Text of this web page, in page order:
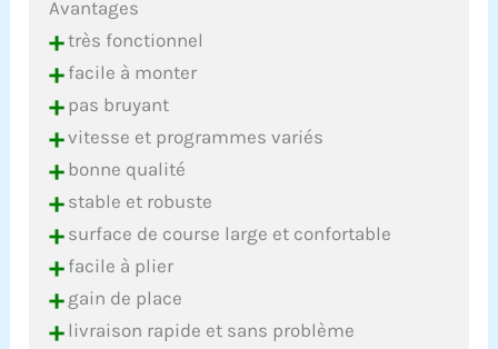
Avantages
+très fonctionnel
+facile à monter
+pas bruyant
+vitesse et programmes variés
+bonne qualité
+stable et robuste
+surface de course large et confortable
+facile à plier
+gain de place
+livraison rapide et sans problème